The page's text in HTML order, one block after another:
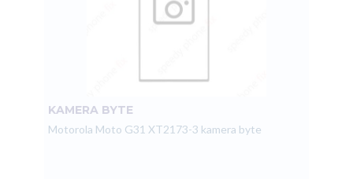
KAMERA BYTE
Motorola Moto G31 XT2173-3 kamera byte